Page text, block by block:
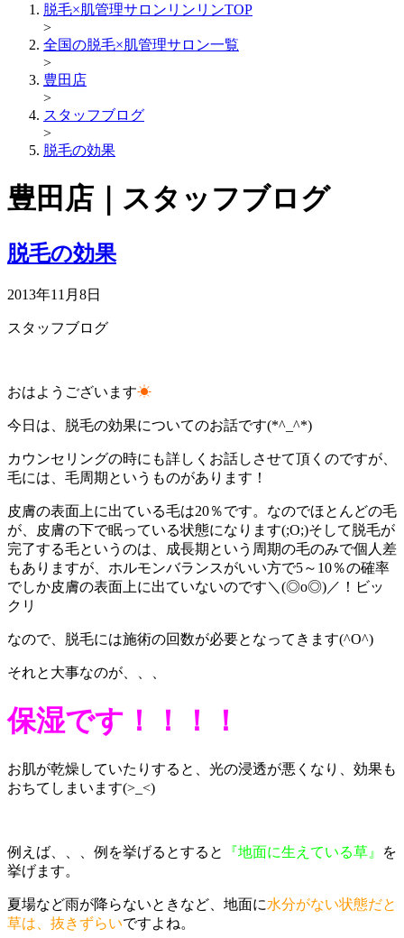
脱毛×肌管理サロンリンリンTOP
>
全国の脱毛×肌管理サロン一覧
>
豊田店
>
スタッフブログ
>
脱毛の効果
豊田店｜スタッフブログ
脱毛の効果
2013年11月8日
スタッフブログ
おはようございます☀
今日は、脱毛の効果についてのお話です(*^_^*)
カウンセリングの時にも詳しくお話しさせて頂くのですが、
毛には、毛周期というものがあります！
皮膚の表面上に出ている毛は20％です。なのでほとんどの毛
が、皮膚の下で眠っている状態になります(;O;)そして脱毛が
完了する毛というのは、成長期という周期の毛のみで個人差
もありますが、ホルモンバランスがいい方で5～10％の確率
でしか皮膚の表面上に出ていないのです＼(◎o◎)／！ビッ
クリ
なので、脱毛には施術の回数が必要となってきます(^O^)
それと大事なのが、、、
保湿です！！！！
お肌が乾燥していたりすると、光の浸透が悪くなり、効果も
おちてしまいます(>_<)
例えば、、、例を挙げるとすると 『地面に生えている草』
を
挙げます。
夏場など雨が降らないときなど、地面に水分がない状態だと
草は、抜きずらいですよね。